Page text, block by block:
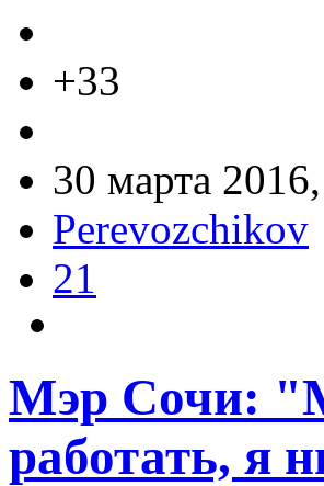
+33
30 марта
Perevozchikov
21
Мэр Сочи:
работать, я